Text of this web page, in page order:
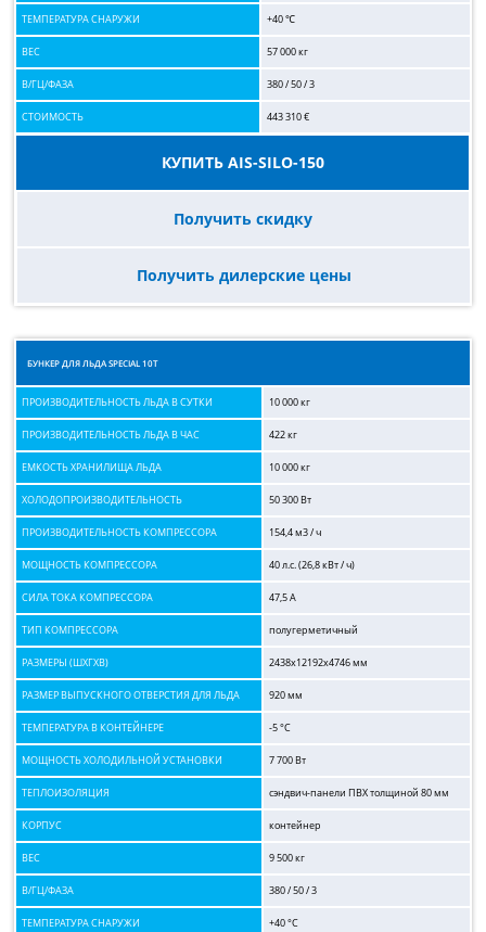
ТЕМПЕРАТУРА СНАРУЖИ +40 ℃
ВЕС 57 000 кг
В/ГЦ/ФАЗА 380 / 50 / 3
СТОИМОСТЬ 443 310 €
КУПИТЬ AIS-SILO-150
Получить скидку
Получить дилерские цены
БУНКЕР ДЛЯ ЛЬДА SPECIAL 10T
ПРОИЗВОДИТЕЛЬНОСТЬ ЛЬДА В СУТКИ 10 000 кг
ПРОИЗВОДИТЕЛЬНОСТЬ ЛЬДА В ЧАС 422 кг
ЕМКОСТЬ ХРАНИЛИЩА ЛЬДА 10 000 кг
ХОЛОДОПРОИЗВОДИТЕЛЬНОСТЬ 50 300 Вт
ПРОИЗВОДИТЕЛЬНОСТЬ КОМПРЕССОРА 154,4 м3 / ч
МОЩНОСТЬ КОМПРЕССОРА 40 л.с. (26,8 кВт / ч)
СИЛА ТОКА КОМПРЕССОРА 47,5 А
ТИП КОМПРЕССОРА полугерметичный
РАЗМЕРЫ (ШХГХВ) 2438x12192x4746 мм
РАЗМЕР ВЫПУСКНОГО ОТВЕРСТИЯ ДЛЯ ЛЬДА 920 мм
ТЕМПЕРАТУРА В КОНТЕЙНЕРЕ -5 °C
МОЩНОСТЬ ХОЛОДИЛЬНОЙ УСТАНОВКИ 7 700 Вт
ТЕПЛОИЗОЛЯЦИЯ сэндвич-панели ПВХ толщиной 80 мм
КОРПУС контейнер
ВЕС 9 500 кг
В/ГЦ/ФАЗА 380 / 50 / 3
ТЕМПЕРАТУРА СНАРУЖИ +40 °C